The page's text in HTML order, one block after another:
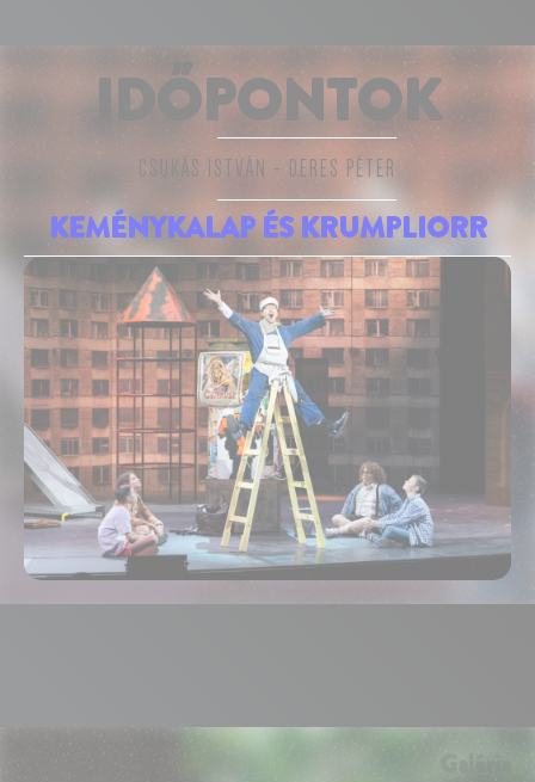
IDŐPONTOK
CSUKÁS ISTVÁN - DERES PÉTER
KEMÉNYKALAP ÉS KRUMPLIORR